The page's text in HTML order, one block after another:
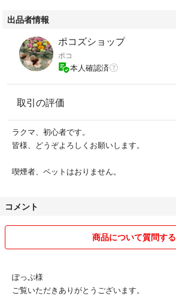
出品者情報
ポコズショップ
ポコ
本人確認済
取引の評価
ラクマ、初心者です。
皆様、どうぞよろしくお願いします。
喫煙者、ペットはおりません。
コメント
商品について質問する
ぽっぷ様
ご覧いただきありがとうございます。